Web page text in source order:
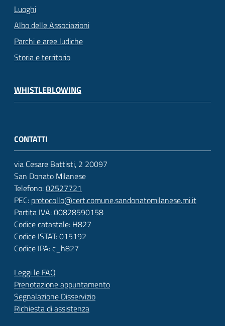
Luoghi
Albo delle Associazioni
Parchi e aree ludiche
Storia e territorio
WHISTLEBLOWING
CONTATTI
via Cesare Battisti, 2 20097
San Donato Milanese
Telefono:02527721
PEC: protocollo@cert.comune.sandonatomilanese.mi.it
Partita IVA: 00828590158
Codice catastale: H827
Codice ISTAT: 015192
Codice IPA: c_h827
Leggi le FAQ
Prenotazione appuntamento
Segnalazione Disservizio
Richiesta di assistenza